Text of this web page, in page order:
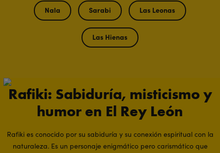
Nala Sarabi Las Leonas
Las Hienas
Rafiki: Sabiduría, misticismo y
humor en El Rey León
Rafiki es conocido por su sabiduría y su conexión espiritual con la
naturaleza. Es un personaje enigmático pero carismático que